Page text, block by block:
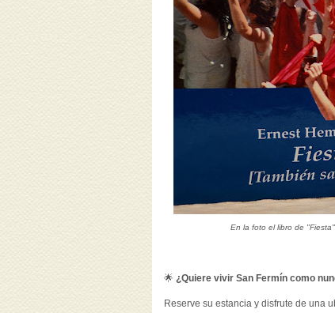
En la foto el libro de
🌟 ¿Quiere vivir San Fermín como
Reserve su estancia y disfrute de una